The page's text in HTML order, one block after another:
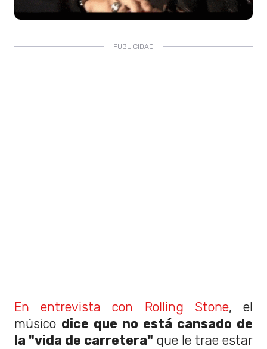
En entrevista con Rolling Stone, el
músico dice que no está cansado de
la "vida de carretera" que le trae estar